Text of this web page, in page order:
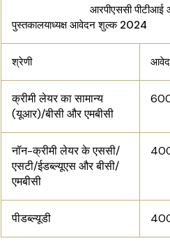
आरपीएससी पीटीआई
पुस्तकालयाध्यक्ष आवेदन शुल्क 2024
श्रेणी
क्रीमी लेयर का सामान्य
(यूआर)/बीसी और एमबीसी
नॉन-क्रीमी लेयर के एससी/
एसटी/ईडब्ल्यूएस और बीसी/
एमबीसी
पीडब्ल्यूडी